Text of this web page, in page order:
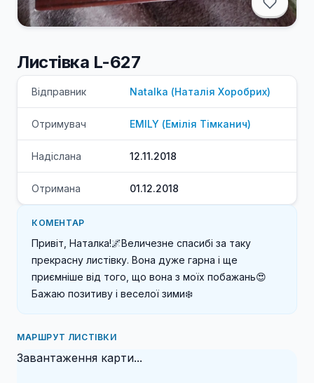
Листівка L-627
Відправник Natalka (Наталія Хоробрих)
Отримувач EMILY (Емілія Тімканич)
Надіслана 12.11.2018
Отримана 01.12.2018
КОМЕНТАР
Привіт, Наталка!🌌Величезне спасибі за таку
прекрасну листівку. Вона дуже гарна і ще
приємніше від того, що вона з моїх побажань😍
Бажаю позитиву і веселої зими❄️
МАРШРУТ ЛИСТІВКИ
Завантаження карти...